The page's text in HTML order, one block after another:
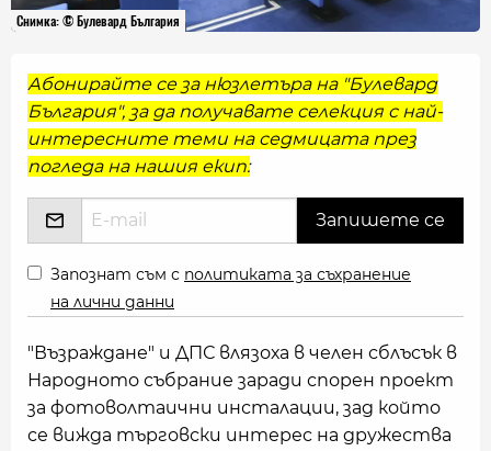
Снимка: © Булевард България
Абонирайте се за нюзлетъра на "Булевард
България", за да получавате селекция с най-
интересните теми на седмицата през
погледа на нашия екип:
Запознат съм с политиката за съхранение
на лични данни
"Възраждане" и ДПС влязоха в челен сблъсък в
Народното събрание заради спорен проект
за фотоволтаични инсталации, зад който
се вижда търговски интерес на дружества